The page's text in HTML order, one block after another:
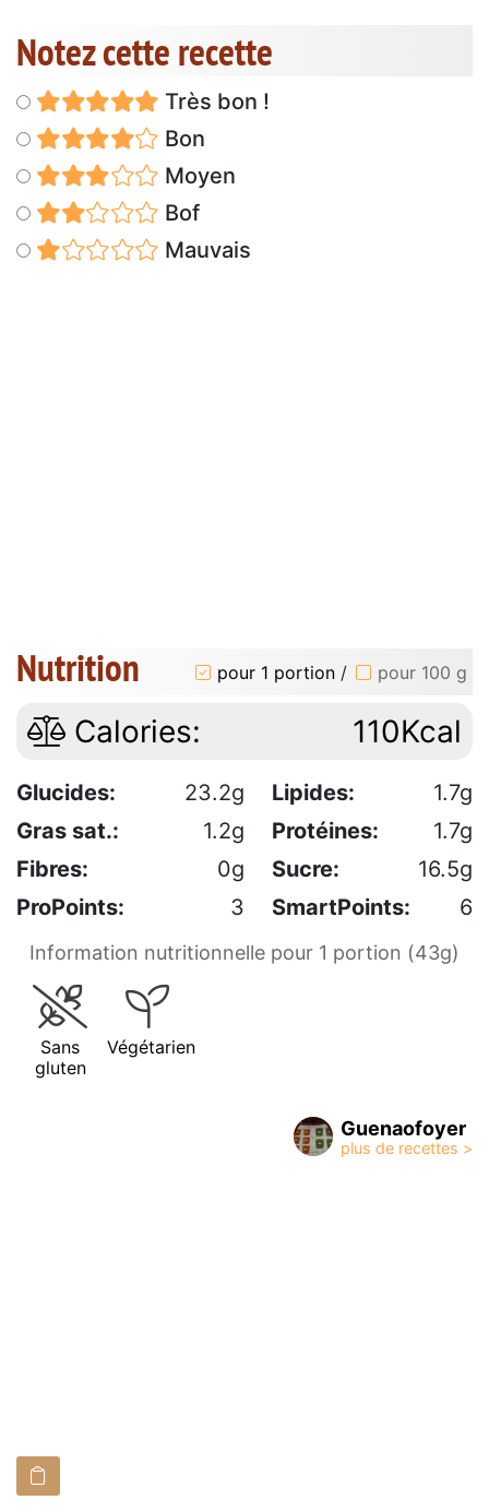
Notez cette recette
Très bon !
Bon
Moyen
Bof
Mauvais
Nutrition pour 1 portion / pour 100 g
Calories: 110Kcal
Glucides: 23.2g Lipides:
1.7g
Gras sat.:
1.2g Protéines:
1.7g
Fibres:
0g Sucre:
16.5g
ProPoints:
3 SmartPoints: 6
Information nutritionnelle pour 1 portion (43g)
Sans
gluten
Végétarien
Guenaofoyer